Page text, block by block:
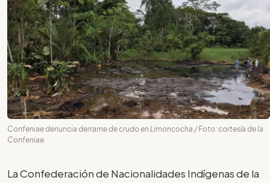
Confeniae denuncia derrame de crudo en Limoncocha / Foto: cortesía de la
Confeniae
La Confederación de Nacionalidades Indígenas de la